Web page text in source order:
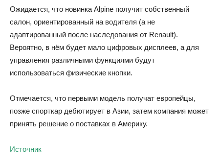
Ожидается, что новинка Alpine получит собственный
салон, ориентированный на водителя (а не
адаптированный после наследования от Renault).
Вероятно, в нём будет мало цифровых дисплеев, а для
управления различными функциями будут
использоваться физические кнопки.
Отмечается, что первыми модель получат европейцы,
позже спорткар дебютирует в Азии, затем компания может
принять решение о поставках в Америку.
Источник